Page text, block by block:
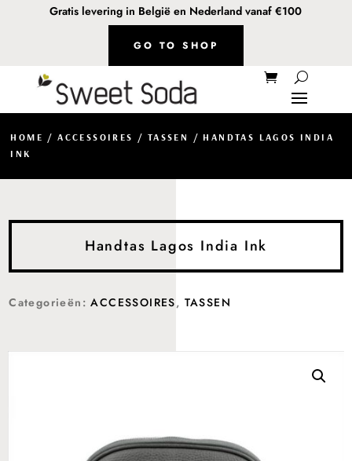
Gratis levering in België en Nederland vanaf €100
GO TO SHOP
HOME /ACCESSOIRES / TASSEN
/ HANDTAS LAGOS INDIA
INK
Handtas Lagos India Ink
Categorieën:ACCESSOIRES, TASSEN